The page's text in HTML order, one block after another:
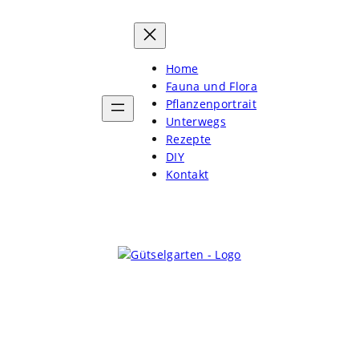
Home
Fauna und Flora
Pflanzenportrait
Unterwegs
Rezepte
DIY
Kontakt